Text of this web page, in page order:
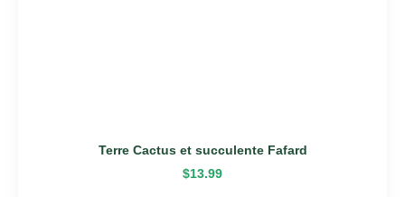
Terre Cactus et succulente Fafard
$13.99